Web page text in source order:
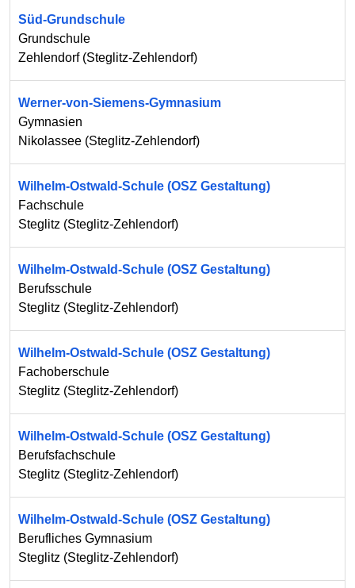
Süd-Grundschule
Grundschule
Zehlendorf(Steglitz-Zehlendorf)
Werner-von-Siemens-Gymnasium
Gymnasien
Nikolassee (Steglitz-Zehlendorf)
Wilhelm-Ostwald-Schule (OSZ Gestaltung)
Fachschule
Steglitz (Steglitz-Zehlendorf)
Wilhelm-Ostwald-Schule (OSZ Gestaltung)
Berufsschule
Steglitz (Steglitz-Zehlendorf)
Wilhelm-Ostwald-Schule (OSZ Gestaltung)
Fachoberschule
Steglitz (Steglitz-Zehlendorf)
Wilhelm-Ostwald-Schule (OSZ Gestaltung)
Berufsfachschule
Steglitz (Steglitz-Zehlendorf)
Wilhelm-Ostwald-Schule (OSZ Gestaltung)
Berufliches Gymnasium
Steglitz (Steglitz-Zehlendorf)